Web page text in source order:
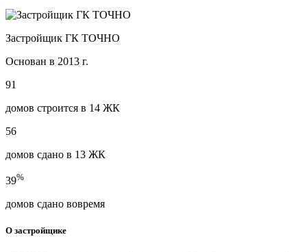
Застройщик ГК ТОЧНО
Основан в 2013 г.
91
домов строится в 14 ЖК
56
домов сдано в 13 ЖК
39%
домов сдано вовремя
О застройщике